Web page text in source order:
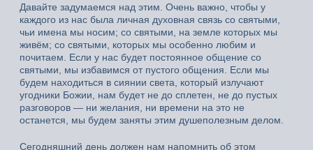
Давайте задумаемся над этим. Очень важно, чтобы у
каждого из нас была личная духовная связь со святыми,
чьи имена мы носим; со святыми, на земле которых мы
живём; со святыми, которых мы особенно любим и
почитаем. Если у нас будет постоянное общение со
святыми, мы избавимся от пустого общения. Если мы
будем находиться в сиянии света, который излучают
угодники Божии, нам будет не до сплетен, не до пустых
разговоров — ни желания, ни времени на это не
останется, мы будем заняты этим душеполезным делом.
Сегодняшний день должен нам напомнить об этом